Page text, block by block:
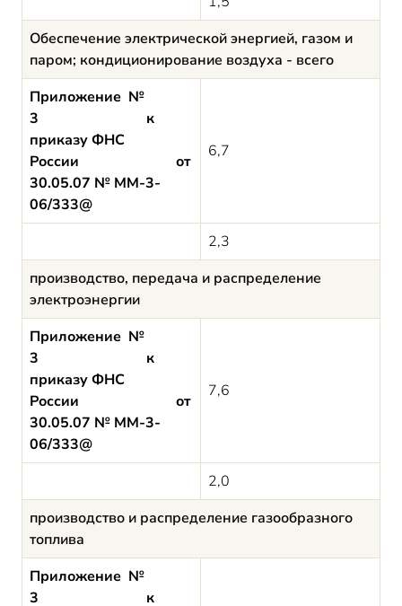
Обеспечение электрической энергией, газом и
паром; кондиционирование воздуха - всего
Приложение №
3 к
приказу ФНС
России от
30.05.07 № ММ-3-
06/333@
6,7
2,3
производство, передача и распределение
электроэнергии
Приложение №
3 к
приказу ФНС
России от
30.05.07 № ММ-3-
06/333@
7,6
2,0
производство и распределение газообразного
топлива
Приложение №
3 к